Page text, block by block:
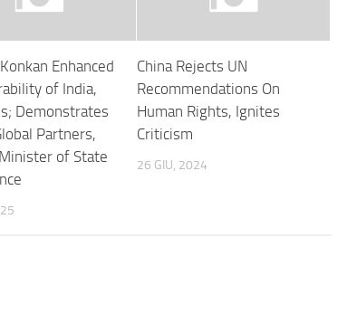
Enhanced
of India,
Demonstrates
Partners,
of State
China Rejects UN
Recommendations On
Human Rights, Ignites
Criticism
26 GIU, 2024